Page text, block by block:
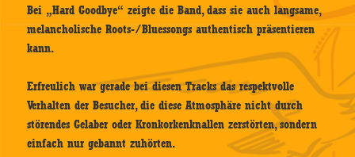
Bei „Hard Goodbye“ zeigte die Band, dass sie auch langsame,
melancholische Roots-/Bluessongs authentisch präsentieren
kann.
Erfreulich war gerade bei diesen Tracks das respektvolle
Verhalten der Besucher, die diese Atmosphäre nicht durch
störendes Gelaber oder Kronkorkenknallen zerstörten, sondern
einfach nur gebannt zuhörten.